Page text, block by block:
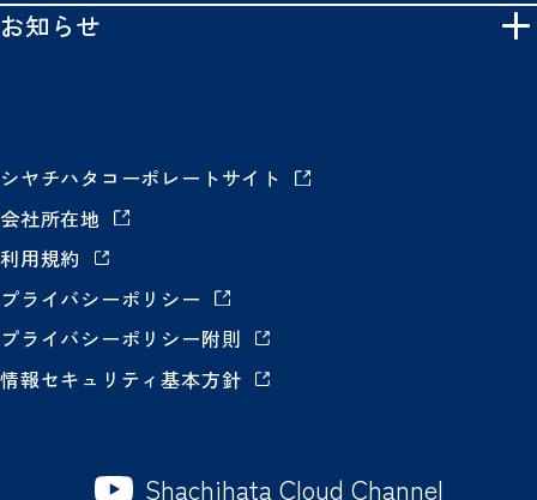
お知らせ
シヤチハタコーポレートサイト
会社所在地
利用規約
プライバシーポリシー
プライバシーポリシー附則
情報セキュリティ基本方針
Shachihata Cloud Channel